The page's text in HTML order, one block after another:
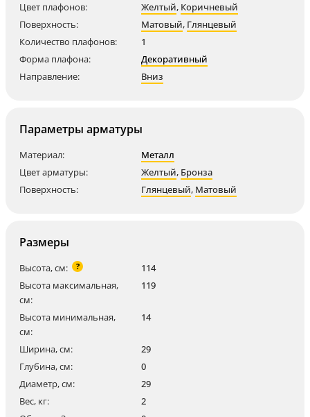
Цвет плафонов:
Желтый, Коричневый
Поверхность:
Матовый, Глянцевый
Количество плафонов:
1
Форма плафона:
Декоративный
Направление:
Вниз
Параметры арматуры
Материал:
Металл
Цвет арматуры:
Желтый, Бронза
Поверхность:
Глянцевый, Матовый
Размеры
Высота, см: ?
114
Высота максимальная,
см:
119
Высота минимальная,
см:
14
Ширина, см:
29
Глубина, см:
0
Диаметр, см:
29
Вес, кг:
2